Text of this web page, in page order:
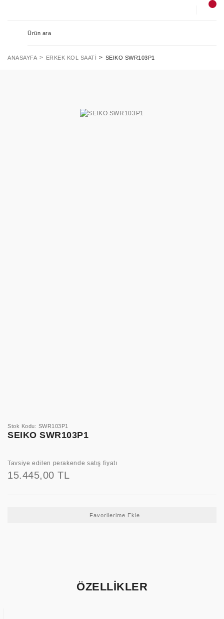
ANASAYFA ERKEK KOL SAATI SEIKO SWR103P1
Stok Kodu: SWR103P1
SEIKO SWR103P1
Tavsiye edilen perakende satış fiyatı
15.445,00 TL
ÖZELLİKLER